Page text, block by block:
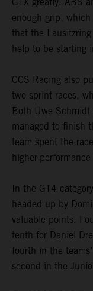
enough grip,
that the
help to be starting
CCS Racing also
two sprint races,
Both Uwe Schmidt
managed to finish
team spent the
higher-
In the GT4
headed up by
valuable points.
tenth for Daniel
fourth in the
second in the